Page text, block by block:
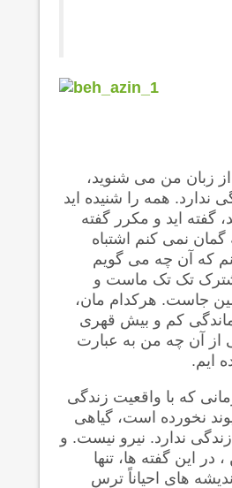
زبان من می شنوید،
ندارد. همه را شنیده اید
گفته اید و مکرر گفته
نمی کنم اشتباه
که آن چه می گویم
تک تک ماست و
جاست. هرکدام مان،
ماندگی کم و بیش قهری
از آن چه من به عبارت
ایم.
که با واقعیت زندگی
نخورده است، گیاهی
ندارد. نیرو نیست. و
در این گفته ها، تنها
های احیاناً ترس